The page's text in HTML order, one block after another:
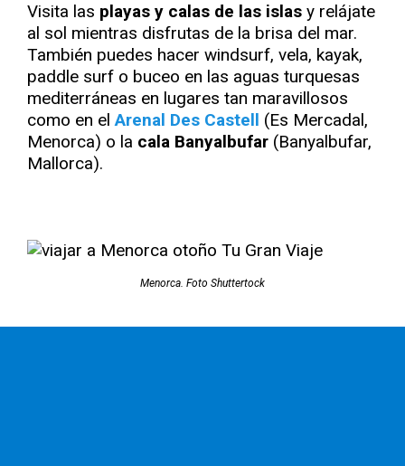
Visita las playas y calas de las islas y relájate
al sol mientras disfrutas de la brisa del mar.
También puedes hacer windsurf, vela, kayak,
paddle surf o buceo en las aguas turquesas
mediterráneas en lugares tan maravillosos
como en elArenal Des Castell (Es Mercadal,
Menorca) o la cala Banyalbufar (Banyalbufar,
Mallorca).
Menorca. Foto Shuttertock